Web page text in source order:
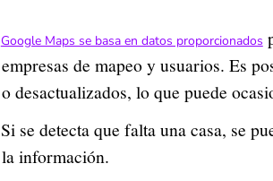
Google Maps se basa en datos proporcionados
empresas de mapeo y usuarios. Es
o desactualizados, lo que puede
Si se detecta que falta una casa, se
la información.